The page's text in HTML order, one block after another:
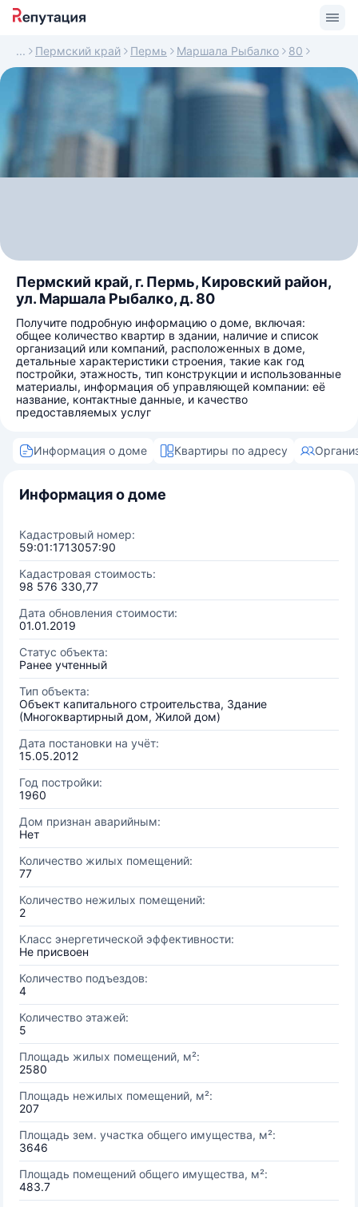
Пермский край Пермь Маршала Рыбалко 80
Пермский край, г. Пермь, Кировский район,
ул. Маршала Рыбалко, д. 80
Получите подробную информацию о доме, включая:
общее количество квартир в здании, наличие и список
организаций или компаний, расположенных в доме,
детальные характеристики строения, такие как год
постройки, этажность, тип конструкции и использованные
материалы, информация об управляющей компании: её
название, контактные данные, и качество
предоставляемых услуг
Информация о доме Квартиры по адресу
Информация о доме
Кадастровый номер:
59:01:1713057:90
Кадастровая стоимость:
98 576 330,77
Дата обновления стоимости:
01.01.2019
Статус объекта:
Ранее учтенный
Тип объекта:
Объект капитального строительства, Здание
(Многоквартирный дом, Жилой дом)
Дата постановки на учёт:
15.05.2012
Год постройки:
1960
Дом признан аварийным:
Нет
Количество жилых помещений:
77
Количество нежилых помещений:
2
Класс энергетической эффективности:
Не присвоен
Количество подъездов:
4
Количество этажей:
5
Площадь жилых помещений, м²:
2580
Площадь нежилых помещений, м²:
207
Площадь зем. участка общего имущества, м²:
3646
Площадь помещений общего имущества, м²:
483.7